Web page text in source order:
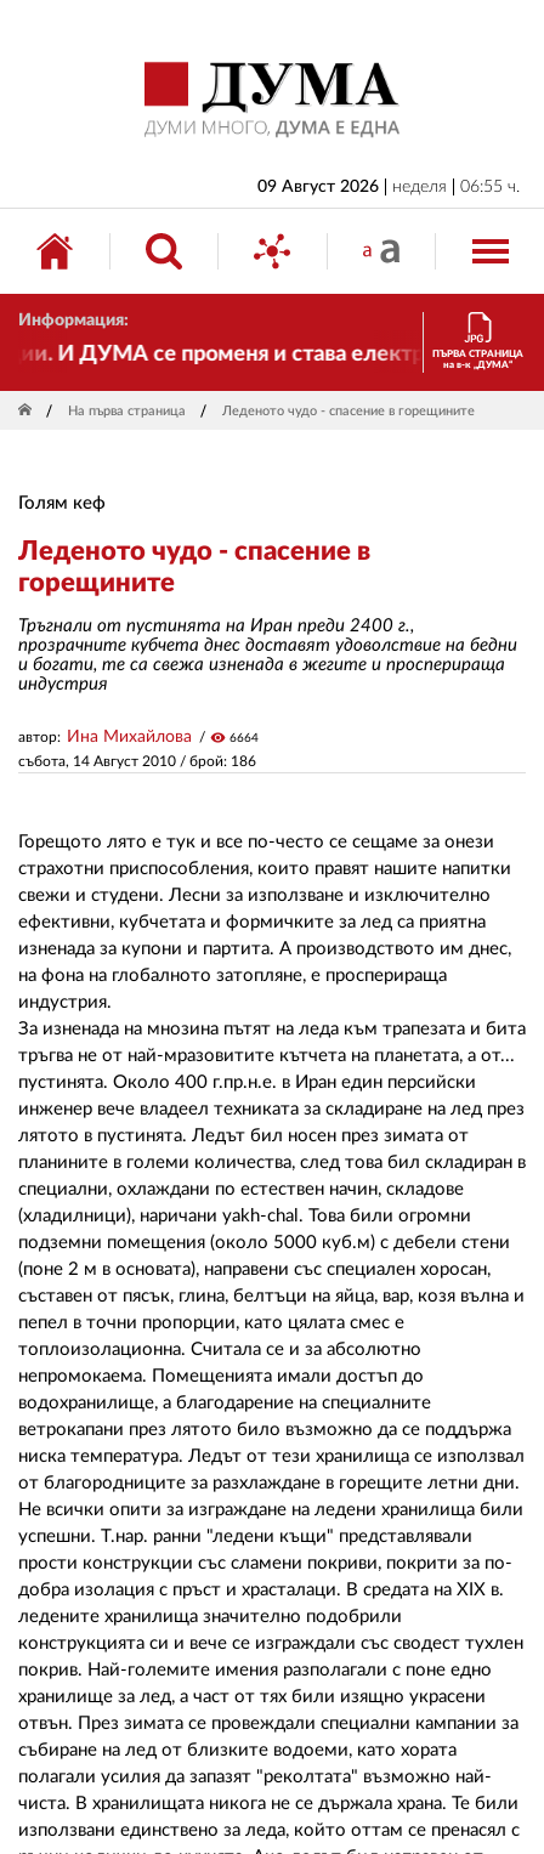
09 Август 2026 неделя 06:55 ч.
Информация:
ДУМА се променя и става електронно
ПЪРВА СТРАНИЦА
на в-к „ДУМА“
На първа страница Леденото чудо - спасение в горещините
Голям кеф
Леденото чудо - спасение в
горещините
Тръгнали от пустинята на Иран преди 2400 г.,
прозрачните кубчета днес доставят удоволствие на бедни
и богати, те са свежа изненада в жегите и просперираща
индустрия
събота, 14 Август 2010 / брой: 186
автор: Ина Михайлова visibility 6664
Горещото лято е тук и все по-често се сещаме за онези
страхотни приспособления, които правят нашите напитки
свежи и студени. Лесни за използване и изключително
ефективни, кубчетата и формичките за лед са приятна
изненада за купони и партита. А производството им днес,
на фона на глобалното затопляне, е просперираща
индустрия.
За изненада на мнозина пътят на леда към трапезата и бита
тръгва не от най-мразовитите кътчета на планетата, а от...
пустинята. Около 400 г.пр.н.е. в Иран един персийски
инженер вече владеел техниката за складиране на лед през
лятото в пустинята. Ледът бил носен през зимата от
планините в големи количества, след това бил складиран в
специални, охлаждани по естествен начин, складове
(хладилници), наричани yakh-chal. Това били огромни
подземни помещения (около 5000 куб.м) с дебели стени
(поне 2 м в основата), направени със специален хоросан,
съставен от пясък, глина, белтъци на яйца, вар, козя вълна и
пепел в точни пропорции, като цялата смес е
топлоизолационна. Считала се и за абсолютно
непромокаема. Помещенията имали достъп до
водохранилище, а благодарение на специалните
ветрокапани през лятото било възможно да се поддържа
ниска температура. Ледът от тези хранилища се използвал
от благородниците за разхлаждане в горещите летни дни.
Не всички опити за изграждане на ледени хранилища били
успешни. Т.нар. ранни "ледени къщи" представлявали
прости конструкции със сламени покриви, покрити за по-
добра изолация с пръст и храсталаци. В средата на ХIХ в.
ледените хранилища значително подобрили
конструкцията си и вече се изграждали със сводест тухлен
покрив. Най-големите имения разполагали с поне едно
хранилище за лед, а част от тях били изящно украсени
отвън. През зимата се провеждали специални кампании за
събиране на лед от близките водоеми, като хората
полагали усилия да запазят "реколтата" възможно най-
чиста. В хранилищата никога не се държала храна. Те били
използвани единствено за леда, който оттам се пренасял с
БЪЛГАРИЯ
ИКОНОМИКА
ИЗБОРИ
СВЯТ
АВТОРИ
КОНТАКТИ
АБОНАМЕНТ
УСЛОВИЯ ЗА ПОЛЗВАНЕ
ПОЛИТИКА ЗА БИСКВИТКИТЕ
02 975 20 35